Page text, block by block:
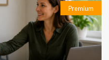
Premium